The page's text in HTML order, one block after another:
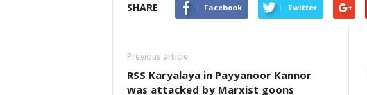
SHARE Facebook Twitter
Previous article
RSS Karyalaya in Payyanoor Kannor
was attacked by Marxist goons